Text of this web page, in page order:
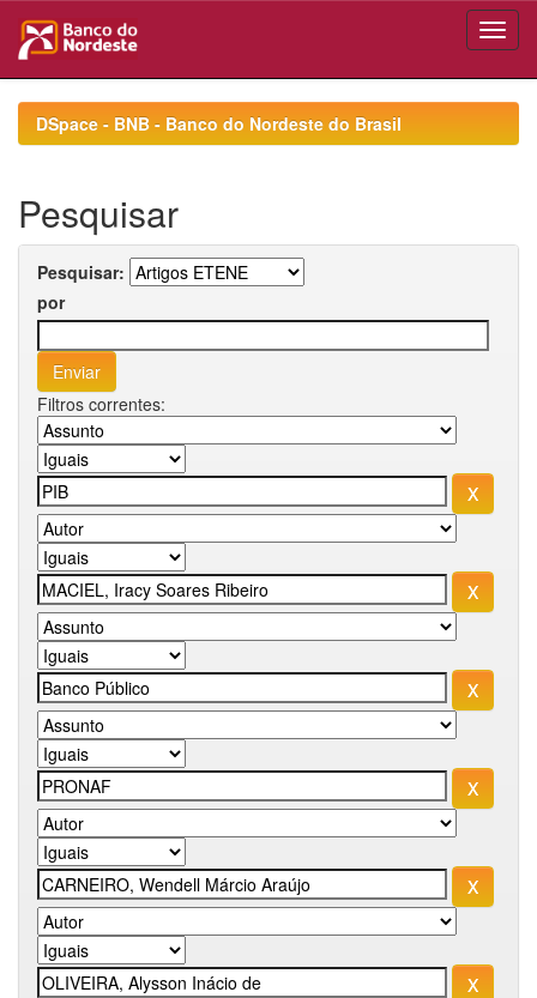
navigationDSpace - BNB - Banco do Nordeste do Brasil
Pesquisar
Pesquisar:
por
Filtros correntes: